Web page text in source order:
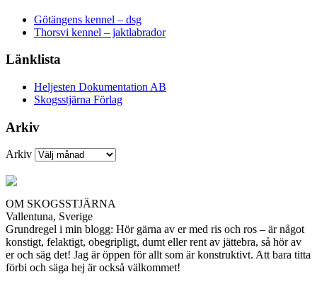
Götängens kennel – dsg
Thorsvi kennel – jaktlabrador
Länklista
Heljesten Dokumentation AB
Skogsstjärna Förlag
Arkiv
Arkiv
OM SKOGSSTJÄRNA
Vallentuna, Sverige
Grundregel i min blogg: Hör gärna av er med ris och ros – är något
konstigt, felaktigt, obegripligt, dumt eller rent av jättebra, så hör av
er och säg det! Jag är öppen för allt som är konstruktivt. Att bara titta
förbi och säga hej är också välkommet!